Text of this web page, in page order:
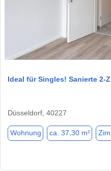
Ideal für Singles! Sanierte 2-
Düsseldorf, 40227
Wohnung ca. 37,30 m²